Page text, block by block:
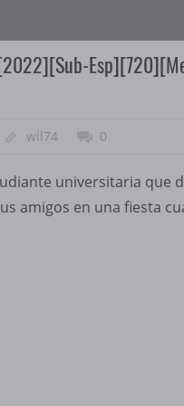
wil74 0
universitaria que
amigos en una fiesta